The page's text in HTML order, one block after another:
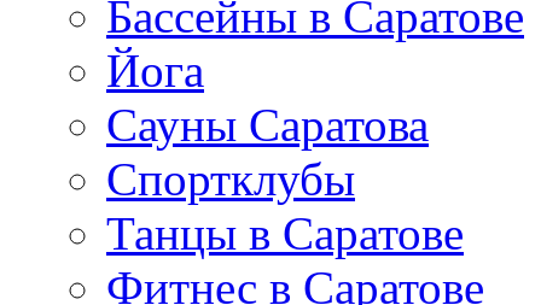
Бассейны в Саратове
Йога
Сауны Саратова
Спортклубы
Танцы в Саратове
Фитнес в Саратове